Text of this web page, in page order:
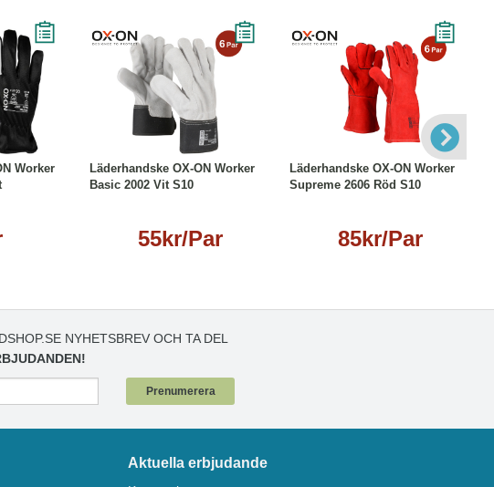
Worker
Läderhandske OX-ON Worker
Basic 2002 Vit S10
55kr/Par
Läs mer
Läderhandske OX-ON Worker
Supreme 2606 Röd S10
85kr/Par
Läs mer
NYHETSBREV OCH TA DEL
Prenumerera
Aktuella erbjudande